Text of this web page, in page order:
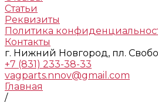
Статьи
Реквизиты
Политика
Контакты
г. Нижний Новгород, пл.
+7 (831) 233-38-33
vagparts.nnov@gmail.com
Главная
/